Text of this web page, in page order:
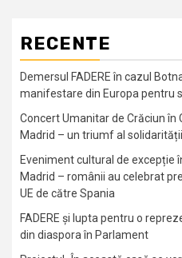
RECENTE
Demersul FADERE în cazul
manifestare din Europa pentru
Concert Umanitar de Crăciun în
Madrid – un triumf al
Eveniment cultural de excepție
Madrid – românii au celebrat
UE de către Spania
FADERE și lupta pentru o
din diaspora în Parlament